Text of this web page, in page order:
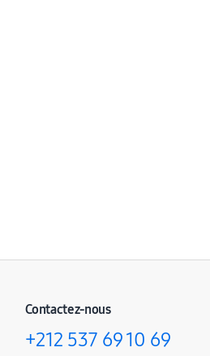
Contactez-nous
+212 537 69 10 69